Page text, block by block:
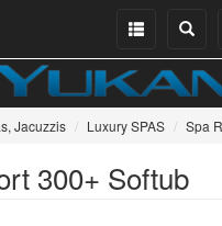
Buscar
Menu
Jacuzzis Luxury SPAS Spa
300+ Softub